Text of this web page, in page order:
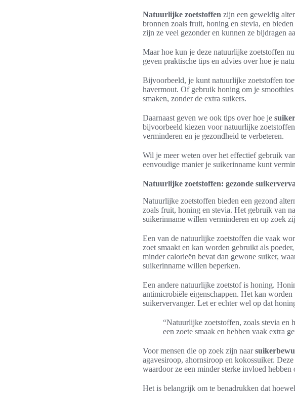
Natuurlijke zoetstoffen zijn een geweldig
bronnen zoals fruit, honing en stevia, en
zijn ze veel gezonder en kunnen ze bijdragen
Maar hoe kun je deze natuurlijke zoetstoffen
geven praktische tips en advies over hoe je
Bijvoorbeeld, je kunt natuurlijke zoetstoffen
havermout. Of gebruik honing om je
smaken, zonder de extra suikers.
Daarnaast geven we ook tips over hoe je
bijvoorbeeld kiezen voor natuurlijke
verminderen en je gezondheid te verbeteren.
Wil je meer weten over het effectief gebruik
eenvoudige manier je suikerinname kunt
Natuurlijke zoetstoffen: gezonde
Natuurlijke zoetstoffen bieden een gezond
zoals fruit, honing en stevia. Het gebruik van
suikerinname willen verminderen en op zoek
Een van de natuurlijke zoetstoffen die vaak
zoet smaakt en kan worden gebruikt als
minder calorieën bevat dan gewone suiker,
suikerinname willen beperken.
Een andere natuurlijke zoetstof is honing.
antimicrobiële eigenschappen. Het kan
suikervervanger. Let er echter wel op dat
“Natuurlijke zoetstoffen, zoals stevia en
een zoete smaak en hebben vaak extra
Voor mensen die op zoek zijn naar
agavesiroop, ahornsiroop en kokossuiker.
waardoor ze een minder sterke invloed hebben
Het is belangrijk om te benadrukken dat